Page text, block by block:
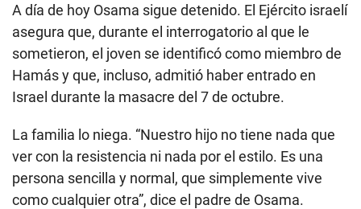
A día de hoy Osama sigue detenido. El Ejército israelí
asegura que, durante el interrogatorio al que le
sometieron, el joven se identificó como miembro de
Hamás y que, incluso, admitió haber entrado en
Israel durante la masacre del 7 de octubre.
La familia lo niega. “Nuestro hijo no tiene nada que
ver con la resistencia ni nada por el estilo. Es una
persona sencilla y normal, que simplemente vive
como cualquier otra”, dice el padre de Osama.